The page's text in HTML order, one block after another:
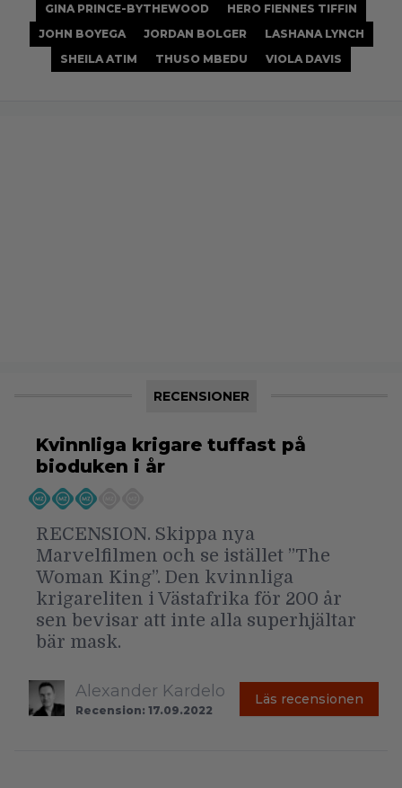
GINA PRINCE-BYTHEWOOD
HERO FIENNES TIFFIN
JOHN BOYEGA
JORDAN BOLGER
LASHANA LYNCH
SHEILA ATIM
THUSO MBEDU VIOLA DAVIS
RECENSIONER
Kvinnliga krigare tuffast på
bioduken i år
RECENSION. Skippa nya
Marvelfilmen och se istället ”The
Woman King”. Den kvinnliga
krigareliten i Västafrika för 200 år
sen bevisar att inte alla superhjältar
bär mask.
Alexander Kardelo
Recension: 17.09.2022
Läs recensionen